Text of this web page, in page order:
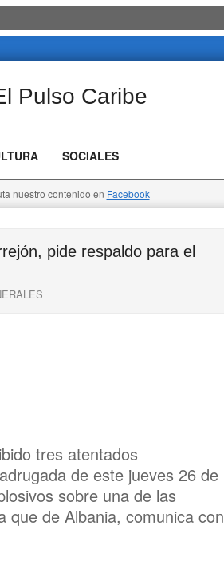
SOCIALES
nuestro contenido en Facebook
pide respaldo para el
tres atentados
de este jueves 26 de
sobre una de las
que de Albania, comunica con